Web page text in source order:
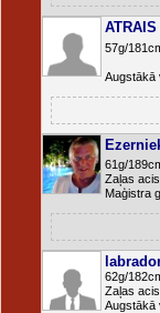
ATRAIS
57g/
Augstākā
61g/
Zaļas
Maģistra
62g/
Zaļas